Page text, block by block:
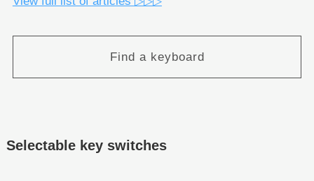
Find a keyboard
Selectable key switches